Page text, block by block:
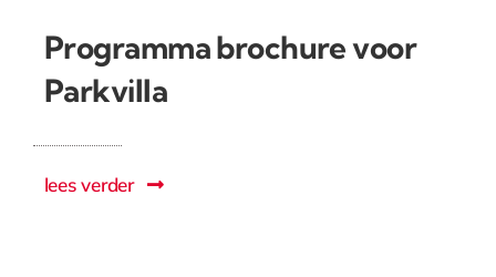
Programma brochure voor
Parkvilla
lees verder